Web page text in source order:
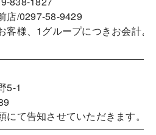
/0297-58-9429
客様、1グループにつきお会計よ
5-1
にて告知させていただきます。